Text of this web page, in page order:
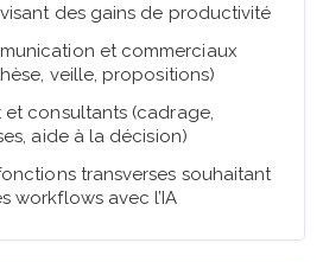
des gains de productivité
et commerciaux
veille, propositions)
et consultants (cadrage,
aide à la décision)
transverses souhaitant
workflows avec l’IA